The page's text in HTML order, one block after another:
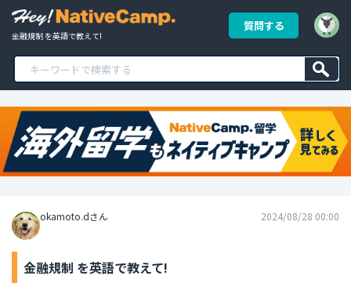
金融規制 を英語で教えて!
質問する
okamoto.dさん 2024/08/28 00:00
金融規制 を英語で教えて!